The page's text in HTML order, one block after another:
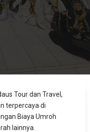
Tour dan Travel,
terpercaya di
Biaya Umroh
lainnya.